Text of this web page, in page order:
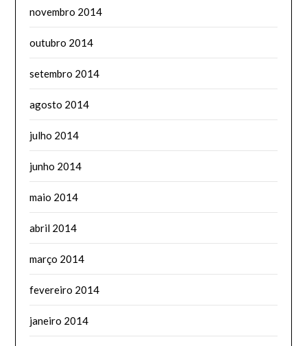
novembro 2014
outubro 2014
setembro 2014
agosto 2014
julho 2014
junho 2014
maio 2014
abril 2014
março 2014
fevereiro 2014
janeiro 2014